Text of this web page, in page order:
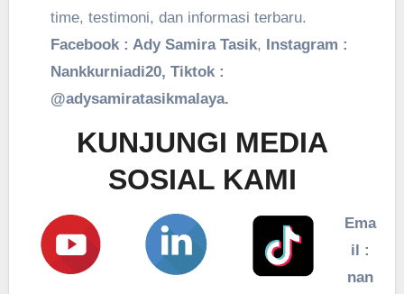
time, testimoni, dan informasi terbaru.
Facebook : Ady Samira Tasik, Instagram :
Nankkurniadi20, Tiktok :
@adysamiratasikmalaya.
KUNJUNGI MEDIA
SOSIAL KAMI
Ema
il :
nan